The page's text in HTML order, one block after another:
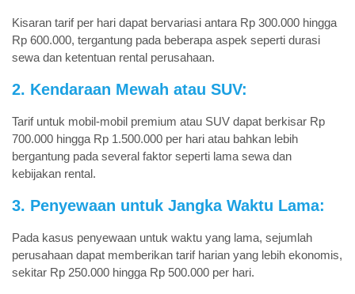
Kisaran tarif per hari dapat bervariasi antara Rp 300.000 hingga
Rp 600.000, tergantung pada beberapa aspek seperti durasi
sewa dan ketentuan rental perusahaan.
2. Kendaraan Mewah atau SUV:
Tarif untuk mobil-mobil premium atau SUV dapat berkisar Rp
700.000 hingga Rp 1.500.000 per hari atau bahkan lebih
bergantung pada several faktor seperti lama sewa dan
kebijakan rental.
3. Penyewaan untuk Jangka Waktu Lama:
Pada kasus penyewaan untuk waktu yang lama, sejumlah
perusahaan dapat memberikan tarif harian yang lebih ekonomis,
sekitar Rp 250.000 hingga Rp 500.000 per hari.